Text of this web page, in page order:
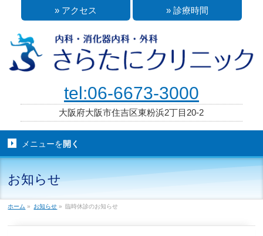
» アクセス » 診療時間
tel:06-6673-3000
大阪府大阪市住吉区東粉浜2丁目20-2
メニューを開く
お知らせ
ホーム » お知らせ » 臨時休診のお知らせ